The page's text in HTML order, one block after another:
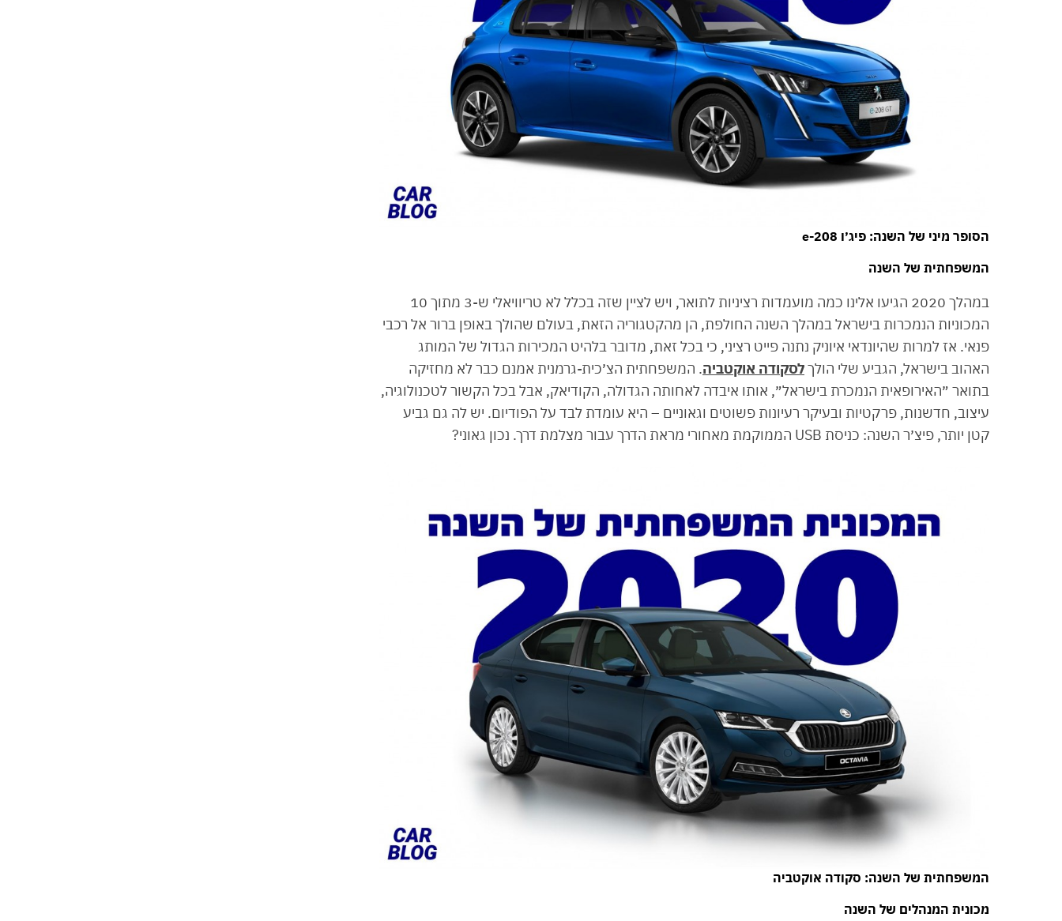
הסופר מיני של השנה: פיג׳ו e-208
המשפחתית של השנה
במהלך 2020 הגיעו אלינו כמה מועמדות רציניות לתואר, ויש לציין שזה בכלל לא טריוויאלי ש-3 מתוך 10
המכוניות הנמכרות בישראל במהלך השנה החולפת, הן מהקטגוריה הזאת, בעולם שהולך באופן ברור אל רכבי
פנאי. אז למרות שהיונדאי איוניק נתנה פייט רציני, כי בכל זאת, מדובר בלהיט המכירות הגדול של המותג
האהוב בישראל, הגביע שלי הולךלסקודה אוקטביה. המשפחתית הצ׳כית-גרמנית אמנם כבר לא מחזיקה
בתואר ״האירופאית הנמכרת בישראל״, אותו איבדה לאחותה הגדולה, הקודיאק, אבל בכל הקשור לטכנולוגיה,
עיצוב, חדשנות, פרקטיות ובעיקר רעיונות פשוטים וגאוניים – היא עומדת לבד על הפודיום. יש לה גם גביע
קטן יותר, פיצ׳ר השנה: כניסת USB הממוקמת מאחורי מראת הדרך עבור מצלמת דרך. נכון גאוני?
המשפחתית של השנה: סקודה אוקטביה
מכונית המנהלים של השנה